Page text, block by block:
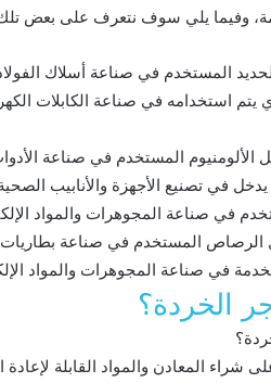
وفيما يلي سوف نتعرف على بعض تلك
المستخدم في صناعة أسلاك الفولاذ
استخدامه في صناعة الكابلات
الألومنيوم المستخدم في صناعة
في تصنيع الأجهزة والأنابيب
في صناعة المجوهرات والمواد
المستخدم في صناعة بطاريات
في صناعة المجوهرات والمواد
الخردة؟
شراء المعادن والمواد القابلة